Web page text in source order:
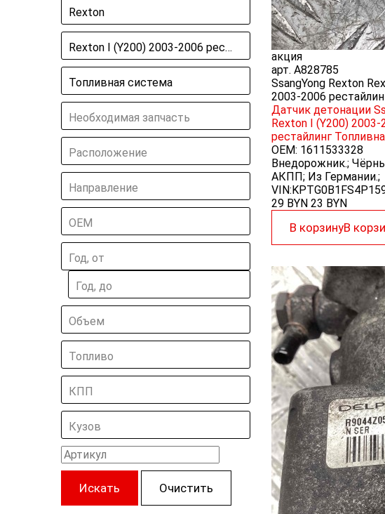
Rexton
Rexton I (Y200) 2003-2006 рестайлинг
Топливная система
Необходимая запчасть
Расположение
Направление
ОЕМ
Год, от
Год, до
Объем
Топливо
КПП
Кузов
Искать Очистить
акция
арт. A828785
SsangYong Rexton
2003-2006
Датчик детонации
Rexton I (Y200) 2003-
рестайлинг
OEM: 1611533328
Внедорожник.;
АКПП; Из Германии.;
29 BYN 23 BYN
В корзинуВ